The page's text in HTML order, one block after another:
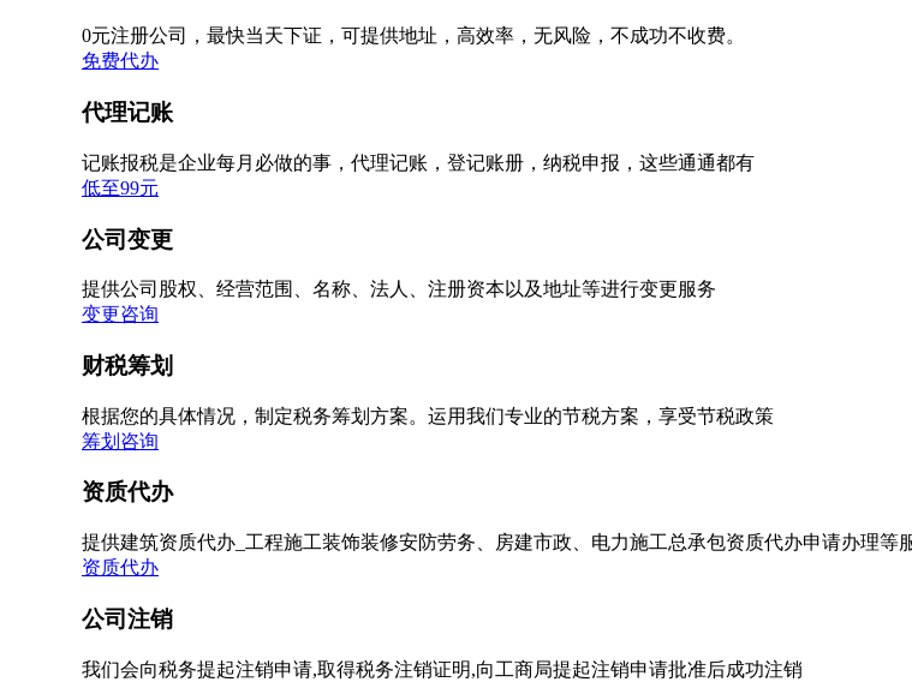
0元注册公司，最快当天下证，可提供地址，高效率，无风险，不成功不收费。
免费代办
代理记账
记账报税是企业每月必做的事，代理记账，登记账册，纳税申报，这些通通都有
低至99元
公司变更
提供公司股权、经营范围、名称、法人、注册资本以及地址等进行变更服务
变更咨询
财税筹划
根据您的具体情况，制定税务筹划方案。运用我们专业的节税方案，享受节税政策
筹划咨询
资质代办
提供建筑资质代办_工程施工装饰装修安防劳务、房建市政、电力施工总承包资质代办申请办理等
资质代办
公司注销
我们会向税务提起注销申请,取得税务注销证明,向工商局提起注销申请批准后成功注销